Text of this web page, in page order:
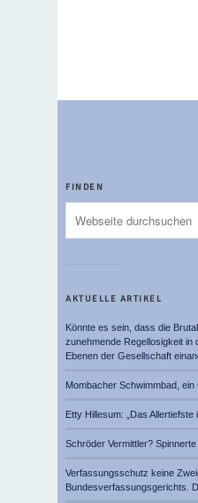
FINDEN
AKTUELLE ARTIKEL
Könnte es sein, dass die
zunehmende Regellosigkeit in
Ebenen der Gesellschaft
Mombacher Schwimmbad,
Etty Hillesum: „Das Allertiefste
Schröder Vermittler?
Verfassungsschutz keine
Bundesverfassungsgerichts.